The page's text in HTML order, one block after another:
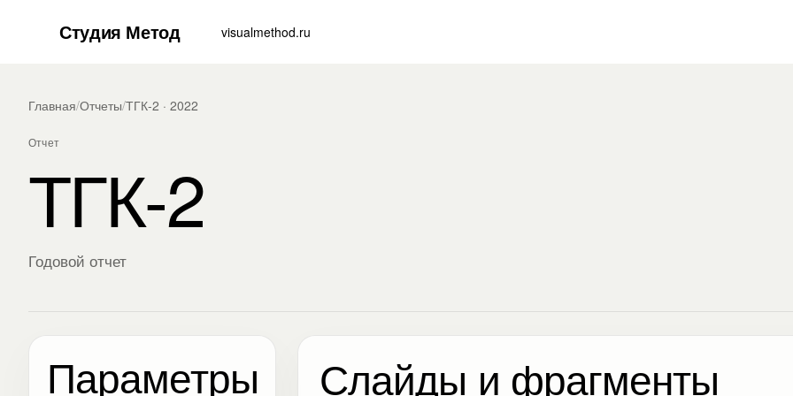
Студия Метод visualmethod.ru
Главная/Отчеты/ТГК-2 · 2022
Отчет
ТГК-2
Годовой отчет
Параметры Слайды и фрагменты